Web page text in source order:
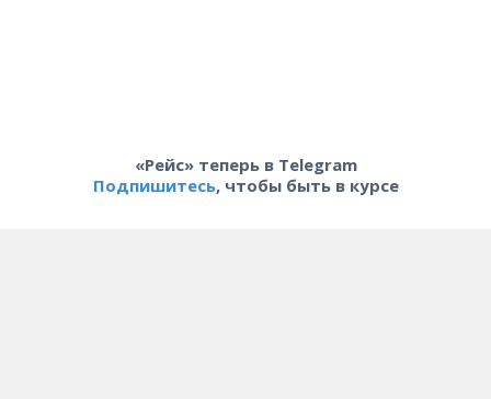
«Рейс» теперь в Telegram
Подпишитесь, чтобы быть в курсе